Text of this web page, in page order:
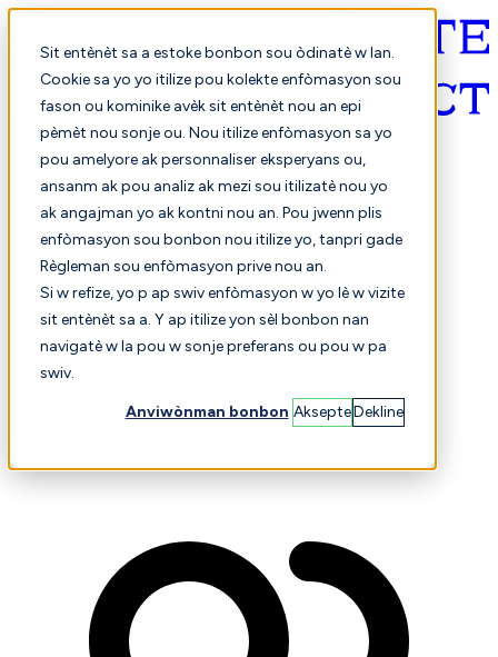
Sit entènèt sa a estoke bonbon sou òdinatè w lan.
Cookie sa yo yo itilize pou kolekte enfòmasyon sou
fason ou kominike avèk sit entènèt nou an epi
pèmèt nou sonje ou. Nou itilize enfòmasyon sa yo
pou amelyore ak personnaliser eksperyans ou,
ansanm ak pou analiz ak mezi sou itilizatè nou yo
ak angajman yo ak kontni nou an. Pou jwenn plis
enfòmasyon sou bonbon nou itilize yo, tanpri gade
Règleman sou enfòmasyon prive nou an.
Si w refize, yo p ap swiv enfòmasyon w yo lè w vizite
sit entènèt sa a. Y ap itilize yon sèl bonbon nan
navigatè w la pou w sonje preferans ou pou w pa
swiv.
Anviwònman bonbon AksepteDekline
Kreyòl ayisyen
Konparezon